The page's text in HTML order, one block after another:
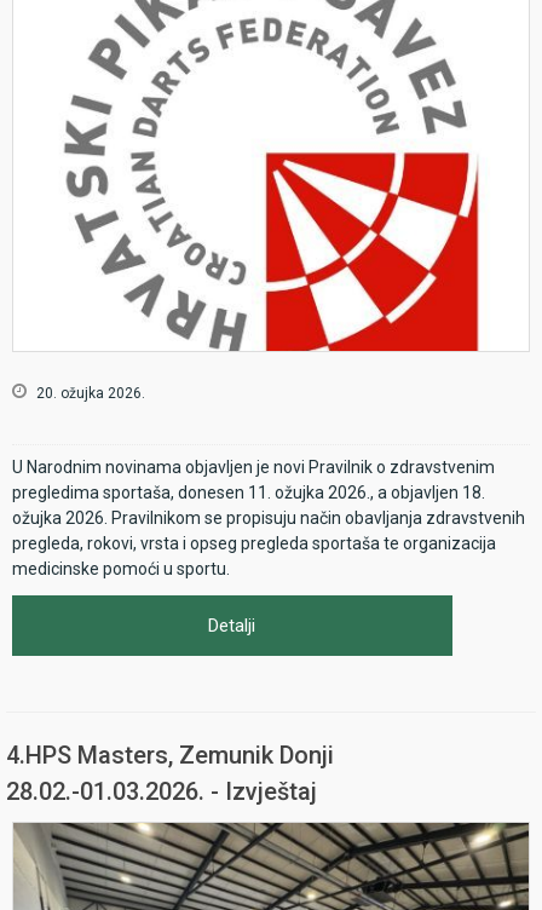
20. ožujka 2026.
U Narodnim novinama objavljen je novi Pravilnik o zdravstvenim
pregledima sportaša, donesen 11. ožujka 2026., a objavljen 18.
ožujka 2026. Pravilnikom se propisuju način obavljanja zdravstvenih
pregleda, rokovi, vrsta i opseg pregleda sportaša te organizacija
medicinske pomoći u sportu.
Detalji
4.HPS Masters, Zemunik Donji
28.02.-01.03.2026. - Izvještaj